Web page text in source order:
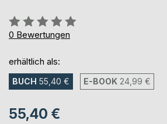
Bewertung::
0%
0 Bewertungen
erhältlich als:
BUCH 55,40 € E-BOOK 24,99 €
55,40 €